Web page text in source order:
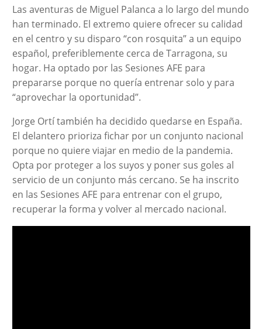
Las aventuras de Miguel Palanca a lo largo del mundo
han terminado. El extremo quiere ofrecer su calidad
en el centro y su disparo “con rosquita” a un equipo
español, preferiblemente cerca de Tarragona, su
hogar. Ha optado por las Sesiones AFE para
prepararse porque no quería entrenar solo y para
“aprovechar la oportunidad”.
Jorge Ortí también ha decidido quedarse en España.
El delantero prioriza fichar por un conjunto nacional
porque no quiere viajar en medio de la pandemia.
Opta por proteger a los suyos y poner sus goles al
servicio de un conjunto más cercano. Se ha inscrito
en las Sesiones AFE para entrenar con el grupo,
recuperar la forma y volver al mercado nacional.